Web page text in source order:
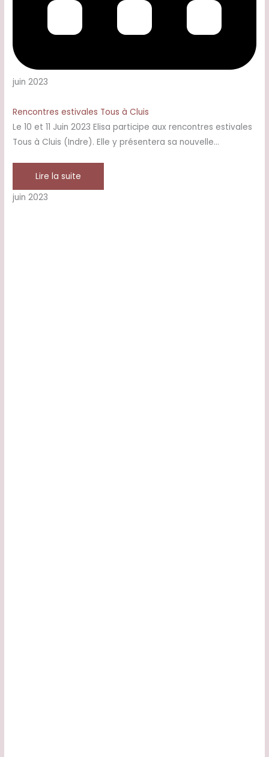
juin 2023
Rencontres estivales Tous à Cluis
Le 10 et 11 Juin 2023 Elisa participe aux rencontres estivales
Tous à Cluis (Indre). Elle y présentera sa nouvelle…
Lire la suite
juin 2023